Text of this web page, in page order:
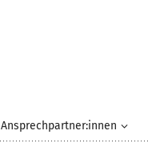
Ansprechpartner:innen